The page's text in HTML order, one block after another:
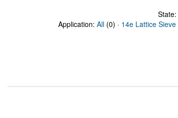
State:
Application: All (0) · 14e Lattice Sieve